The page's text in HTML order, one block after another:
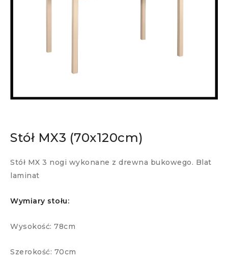
Stół MX3 (70x120cm)
Stół MX 3 nogi wykonane z drewna bukowego. Blat
laminat
Wymiary stołu:
Wysokość: 78cm
Szerokość: 70cm